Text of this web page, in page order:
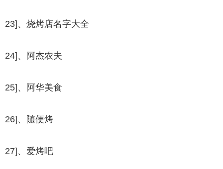
23]、烧烤店名字大全
24]、阿杰农夫
25]、阿华美食
26]、随便烤
27]、爱烤吧